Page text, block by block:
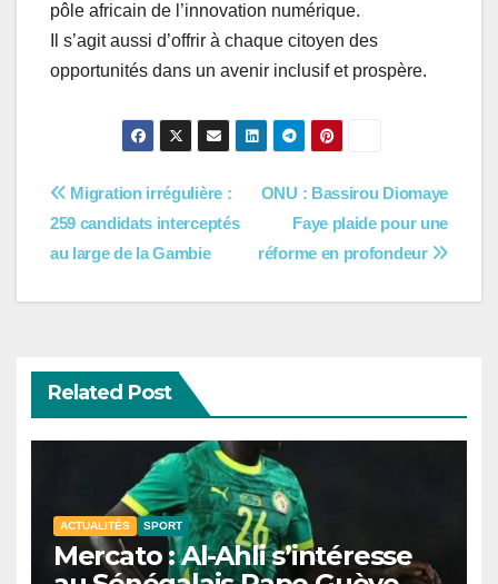
pôle africain de l’innovation numérique.
Il s’agit aussi d’offrir à chaque citoyen des
opportunités dans un avenir inclusif et prospère.
Navigation
de
l’article
ONU : Bassirou Diomaye
Faye plaide pour une
réforme en profondeur
Migration irrégulière :
259 candidats interceptés
au large de la Gambie
Related Post
ACTUALITÉS SPORT
Mercato : Al-Ahli s’intéresse